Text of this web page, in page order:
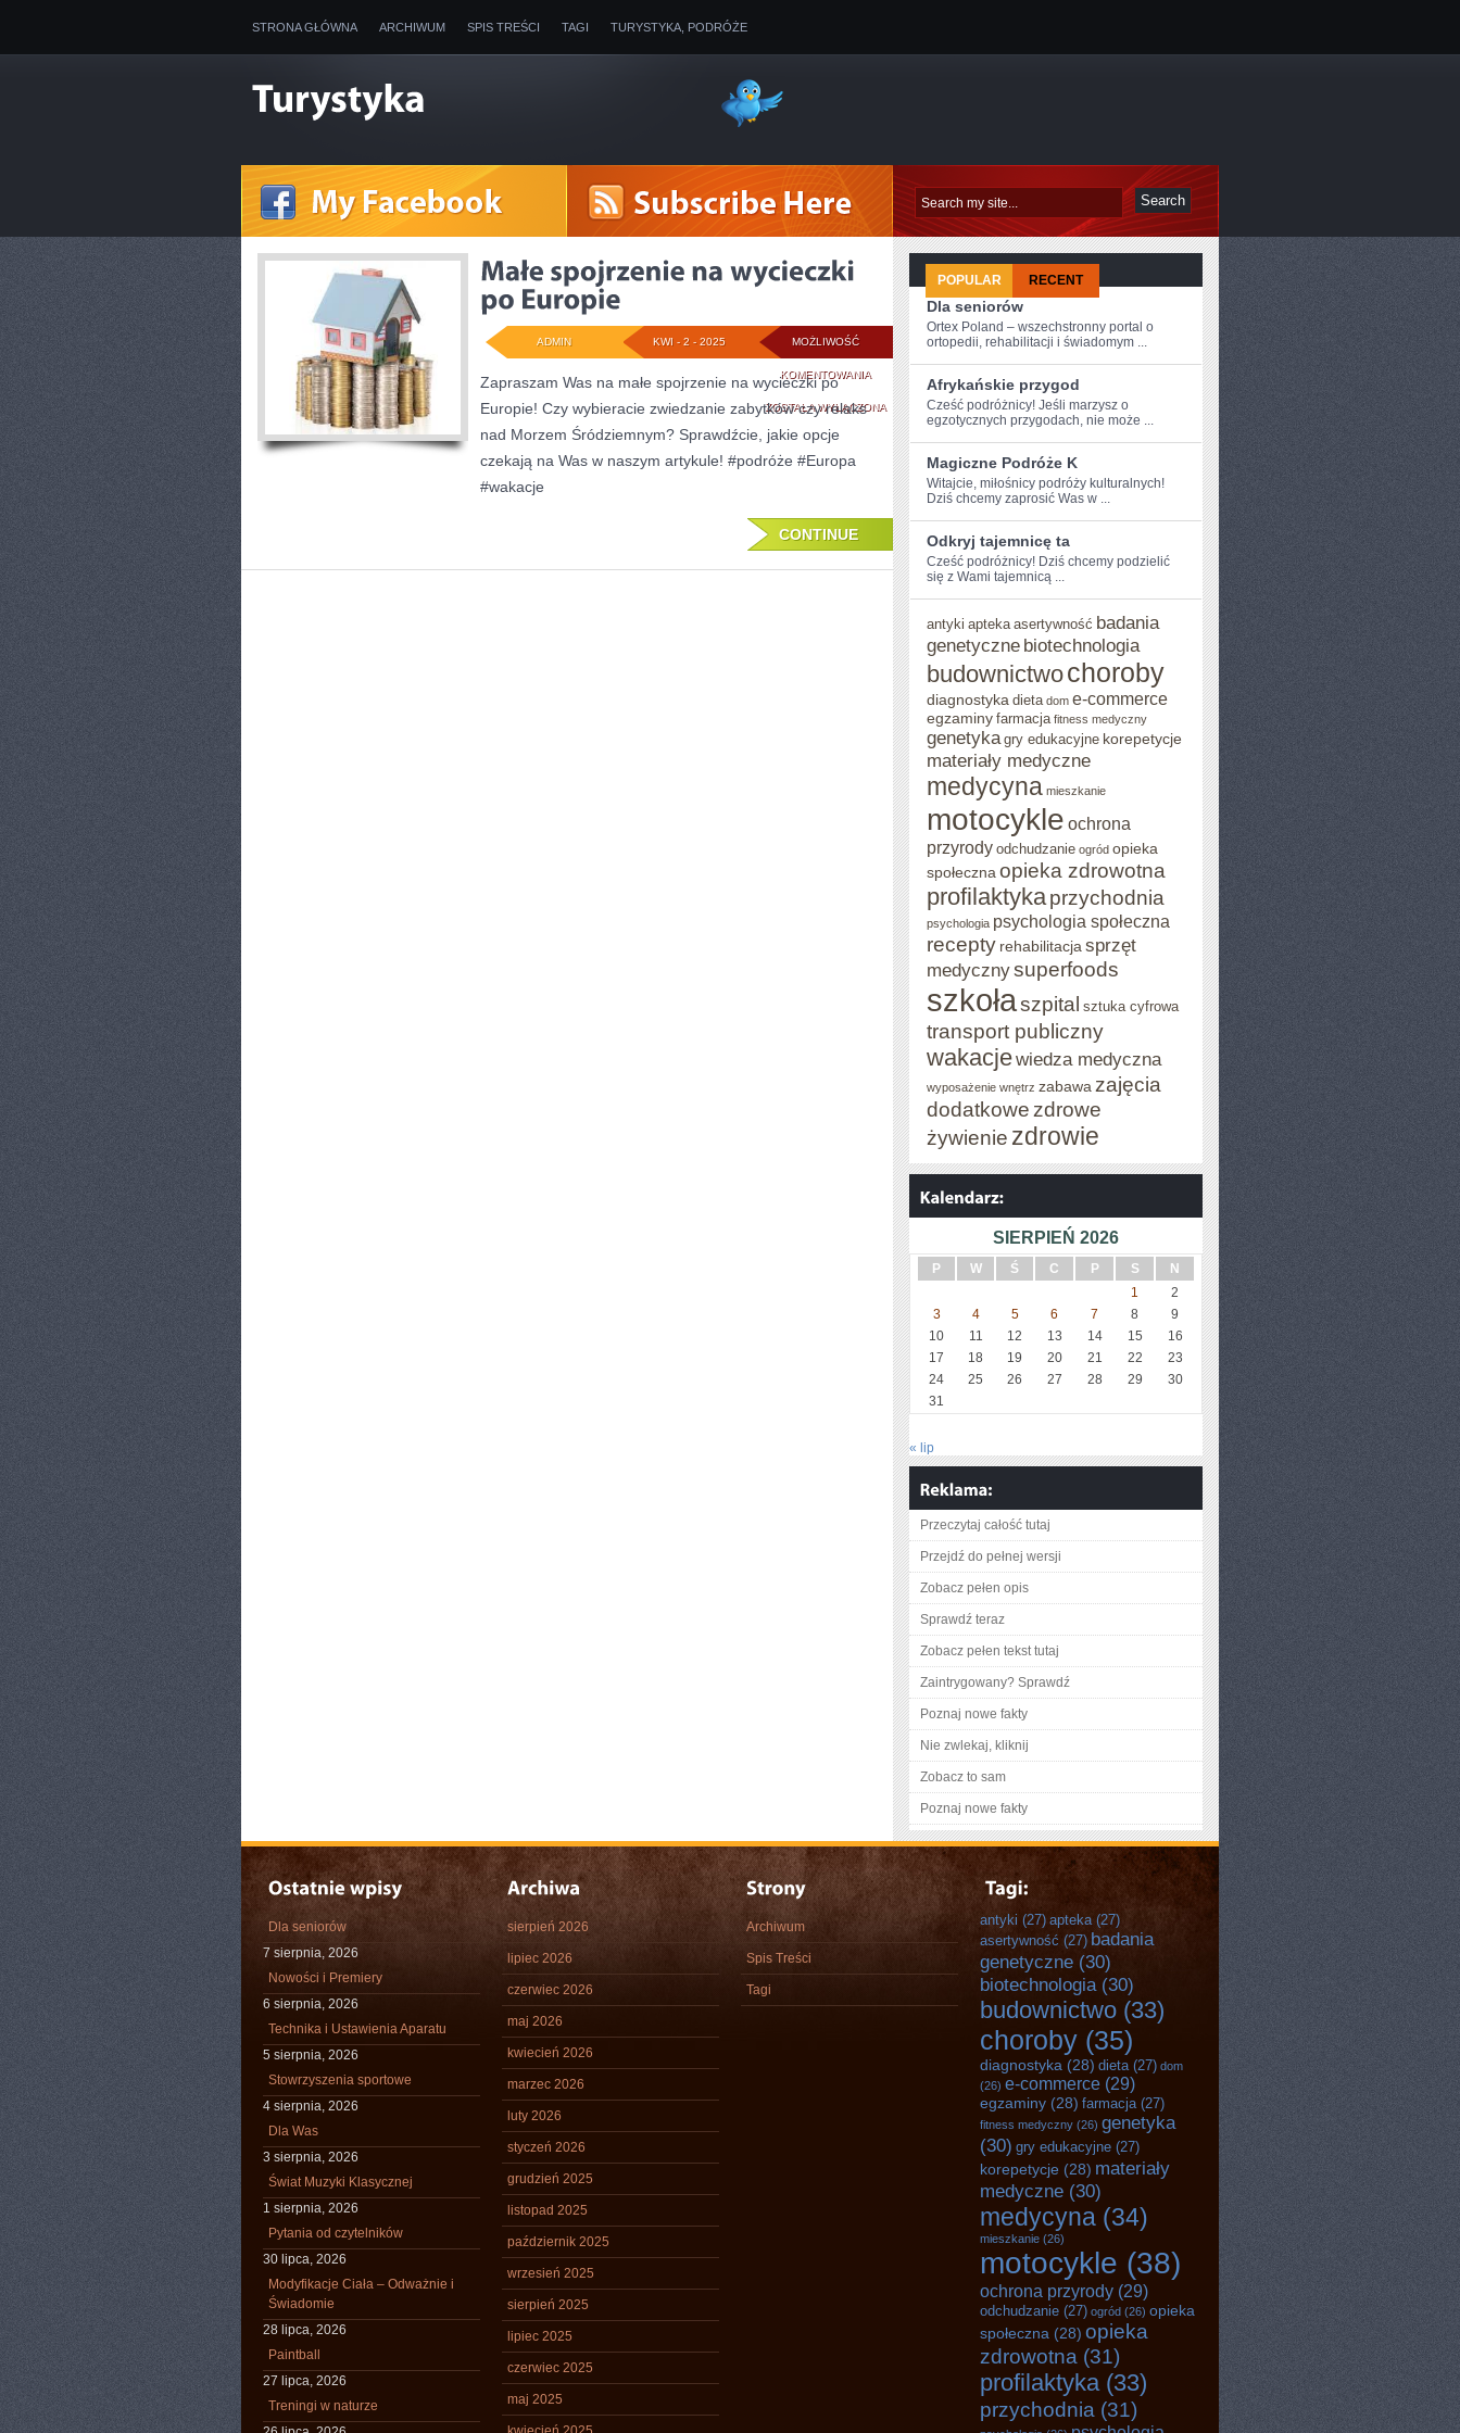
STRONA GŁÓWNA ARCHIWUM SPIS TREŚCI TAGI TURYSTYKA, PODRÓŻE
MOŻLIWOŚĆ
KOMENTOWANIAMAŁE
SPOJRZENIE
WYCIECZKI
EUROPIE
ZOSTAŁA WYŁĄCZONA
KWI - 2 - 2025
ADMIN
Zapraszam Was na małe spojrzenie na wycieczki po
Europie! Czy wybieracie zwiedzanie zabytków czy relaks
nad Morzem Śródziemnym? Sprawdźcie, jakie opcje
czekają na Was w naszym artykule! #podróże #Europa
#wakacje
CONTINUE
POPULAR RECENT
Dla seniorów
Ortex Poland – wszechstronny portal o
ortopedii, rehabilitacji i świadomym ...
Afrykańskie przygod
Cześć podróżnicy!⁤ Jeśli marzysz o ​
egzotycznych przygodach, nie może ...
Magiczne Podróże K
Witajcie, miłośnicy podróży kulturalnych!‌
Dziś​ chcemy zaprosić Was w ...
Odkryj tajemnicę ta
Cześć podróżnicy! Dziś chcemy podzielić
się z Wami tajemnicą ...
antyki apteka asertywność badania
genetyczne biotechnologia
budownictwochoroby
diagnostyka dieta dom e-commerce
egzaminy farmacja fitness medyczny
genetyka gry edukacyjne korepetycje
materiały medyczne
medycyna mieszkanie
motocykle ochrona
przyrody odchudzanie ogród opieka
społeczna opieka zdrowotna
profilaktykaprzychodnia
psychologia psychologia społeczna
recepty rehabilitacja sprzęt
medycznysuperfoods
szkołaszpital sztuka cyfrowa
transport publiczny
wakacjewiedza medyczna
wyposażenie wnętrz zabawa zajęcia
dodatkowe zdrowe
żywienie zdrowie
SIERPIEŃ 2026
P W Ś C P S
N
1
2
3
4 5 6 7 8
9
10
11 12 13 14 15
16
17
18 19 20 21 22
23
24
25 26 27 28 29
30
31
« lip
Przeczytaj całość tutaj
Przejdź do pełnej wersji
Zobacz pełen opis
Sprawdź teraz
Zobacz pełen tekst tutaj
Zaintrygowany? Sprawdź
Poznaj nowe fakty
Nie zwlekaj, kliknij
Zobacz to sam
Poznaj nowe fakty
Dla seniorów
7 sierpnia, 2026
Nowości i Premiery
6 sierpnia, 2026
Technika i Ustawienia Aparatu
5 sierpnia, 2026
Stowrzyszenia sportowe
4 sierpnia, 2026
Dla Was
3 sierpnia, 2026
Świat Muzyki Klasycznej
1 sierpnia, 2026
Pytania od czytelników
30 lipca, 2026
Modyfikacje Ciała – Odważnie i
Świadomie
28 lipca, 2026
Paintball
27 lipca, 2026
Treningi w naturze
sierpień 2026
lipiec 2026
czerwiec 2026
maj 2026
kwiecień 2026
marzec 2026
luty 2026
styczeń 2026
grudzień 2025
listopad 2025
październik 2025
wrzesień 2025
sierpień 2025
lipiec 2025
czerwiec 2025
maj 2025
Archiwum
Spis Treści
Tagi
antyki (27) apteka(27)
asertywność (27) badania
genetyczne (30)
biotechnologia(30)
budownictwo (33)
choroby (35)
diagnostyka (28) dieta(27) dom
(26) e-commerce (29)
egzaminy (28) farmacja(27)
fitness medyczny (26) genetyka
(30) gry edukacyjne (27)
korepetycje (28) materiały
medyczne (30)
medycyna (34)
mieszkanie (26)
motocykle (38)
ochrona przyrody (29)
odchudzanie (27) ogród (26) opieka
społeczna (28) opieka
zdrowotna (31)
profilaktyka(33)
przychodnia (31)